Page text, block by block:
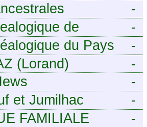
-
-
de
-
du Pays
Maritime
-
(Lorand)
-
-
et Jumilhac
-
FAMILIALE